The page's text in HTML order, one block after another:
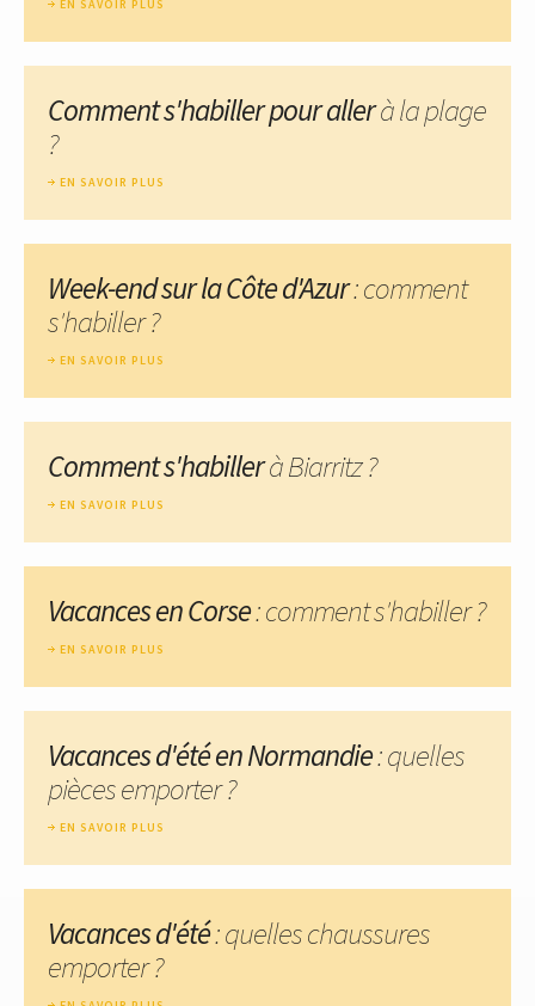
EN SAVOIR PLUS
Comment s'habiller pour allerà la plage
?
EN SAVOIR PLUS
Week-end sur la Côte d'Azur: comment
s'habiller ?
EN SAVOIR PLUS
Comment s'habillerà Biarritz ?
EN SAVOIR PLUS
Vacances en Corse: comment s'habiller ?
EN SAVOIR PLUS
Vacances d'été en Normandie: quelles
pièces emporter ?
EN SAVOIR PLUS
Vacances d'été: quelles chaussures
emporter ?